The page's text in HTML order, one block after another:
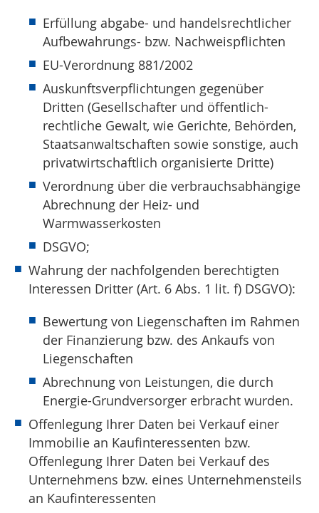
Erfüllung abgabe- und handelsrechtlicher
Aufbewahrungs- bzw. Nachweispflichten
EU-Verordnung 881/2002
Auskunftsverpflichtungen gegenüber
Dritten (Gesellschafter und öffentlich-
rechtliche Gewalt, wie Gerichte, Behörden,
Staatsanwaltschaften sowie sonstige, auch
privatwirtschaftlich organisierte Dritte)
Verordnung über die verbrauchsabhängige
Abrechnung der Heiz- und
Warmwasserkosten
DSGVO;
Wahrung der nachfolgenden berechtigten
Interessen Dritter (Art. 6 Abs. 1 lit. f) DSGVO):
Bewertung von Liegenschaften im Rahmen
der Finanzierung bzw. des Ankaufs von
Liegenschaften
Abrechnung von Leistungen, die durch
Energie-Grundversorger erbracht wurden.
Offenlegung Ihrer Daten bei Verkauf einer
Immobilie an Kaufinteressenten bzw.
Offenlegung Ihrer Daten bei Verkauf des
Unternehmens bzw. eines Unternehmensteils
an Kaufinteressenten